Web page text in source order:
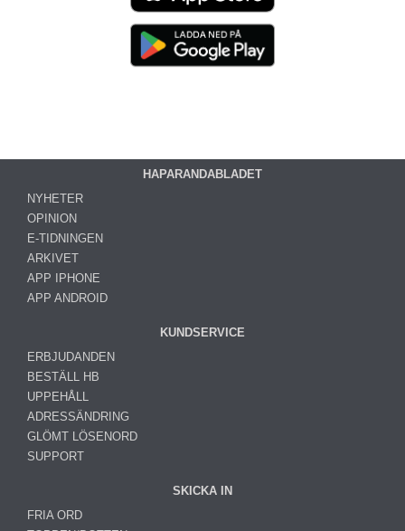
HAPARANDABLADET
NYHETER
OPINION
E-TIDNINGEN
ARKIVET
APP IPHONE
APP ANDROID
KUNDSERVICE
ERBJUDANDEN
BESTÄLL HB
UPPEHÅLL
ADRESSÄNDRING
GLÖMT LÖSENORD
SUPPORT
SKICKA IN
FRIA ORD